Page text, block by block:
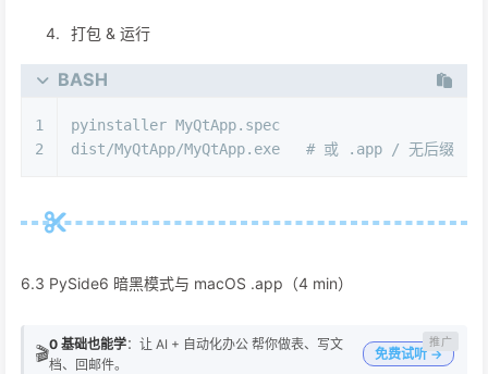
打包 & 运行
BASH
1
2
pyinstaller MyQtApp.spec
dist/MyQtApp/MyQtApp.exe # 或 .app / 无后缀
6.3 PySide6 暗黑模式与 macOS .app（4 min）
🎬0 基础也能学：让 AI + 自动化办公 帮你做表、写文
档、回邮件。
免费试听 →